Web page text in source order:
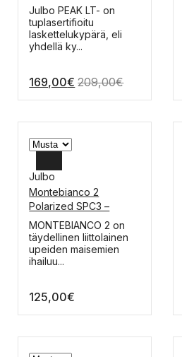
Tällä
tuotteella
on
useampi
tehdä
Julbo PEAK LT- on
tuplasertifioitu
laskettelukypärä, eli
yhdellä ky...
169,00€ 209,00€
Julbo
Montebianco 2
Polarized SPC3 –
vuoristolasit
Tällä
tuotteella
on
useampi
tehdä
MONTEBIANCO 2 on
täydellinen liittolainen
upeiden maisemien
ihailuu...
125,00€